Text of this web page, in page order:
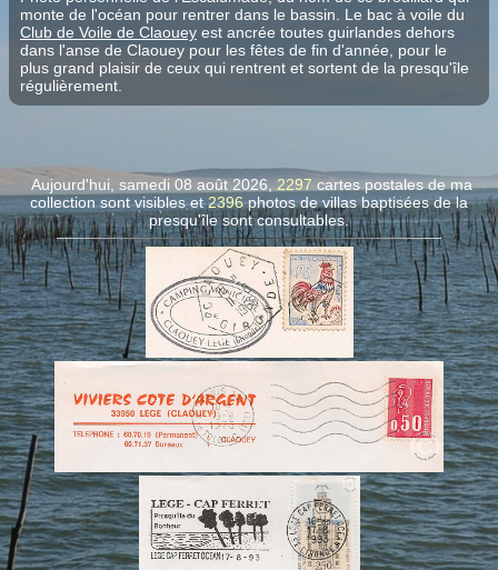
monte de l'océan pour rentrer dans le bassin. Le bac à voile du
Club de Voile de Claouey est ancrée toutes guirlandes dehors
dans l'anse de Claouey pour les fêtes de fin d'année, pour le
plus grand plaisir de ceux qui rentrent et sortent de la presqu'île
régulièrement.
Aujourd'hui, samedi 08 août 2026,2297 cartes postales de ma
collection sont visibles et2396 photos de villasbaptisées de la
presqu'île sont consultables.